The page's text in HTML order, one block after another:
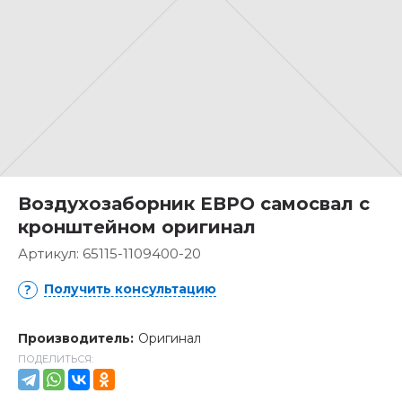
Воздухозаборник ЕВРО самосвал с
кронштейном оригинал
Артикул: 65115-1109400-20
Получить консультацию
Производитель: Оригинал
ПОДЕЛИТЬСЯ: